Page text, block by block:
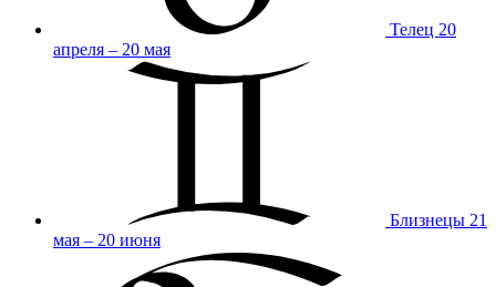
Телец 20
апреля – 20 мая
Близнецы 21
мая – 20 июня